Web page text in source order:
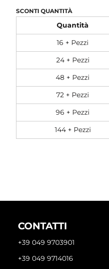
SCONTI QUANTITÀ
Quantità
16 + Pezzi
24 + Pezzi
48 + Pezzi
72 + Pezzi
96 + Pezzi
144 + Pezzi
CONTATTI
+39 049 9703901
+39 049 9714016